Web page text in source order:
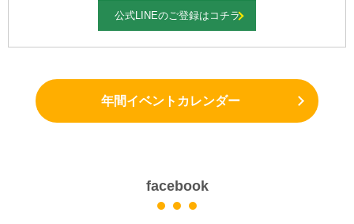
公式LINEのご登録はコチラ
年間イベントカレンダー
facebook